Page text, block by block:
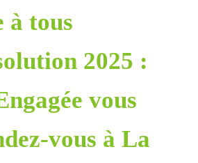
à tous
2025 :
vous
vous à La